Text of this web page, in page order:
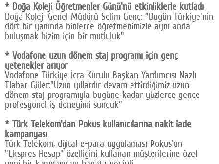
* Doğa Koleji Öğretmenler Günü'nü etkinliklerle kutladı
Doğa Koleji Genel Müdürü Selim Genç: "Bugün Türkiye'nin
dört bir yanında binlerce öğretmenimizle aynı anda
buluşmak bizim için bir mutluluk"
* Vodafone uzun dönem staj programı için genç
yetenekler arıyor
Vodafone Türkiye İcra Kurulu Başkan Yardımcısı Nazlı
Tlabar Güler:"Uzun yıllardır devam ettirdiğimiz uzun
dönem staj programıyla bugüne kadar yüzlerce gence
profesyonel iş deneyimi sunduk"
* Türk Telekom'dan Pokus kullanıcılarına nakit iade
kampanyası
Türk Telekom, dijital e-para uygulaması Pokus'un
"Ekspres Hesap" özelliğini kullanan müşterilerine özel